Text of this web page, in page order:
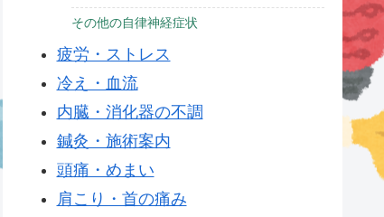
その他の自律神経症状
疲労・ストレス
冷え・血流
内臓・消化器の不調
鍼灸・施術案内
頭痛・めまい
肩こり・首の痛み